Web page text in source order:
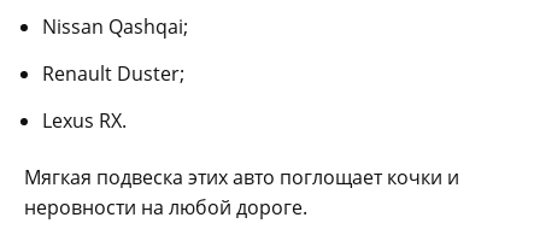
Nissan Qashqai;
Renault Duster;
Lexus RX.
Мягкая подвеска этих авто поглощает кочки и
неровности на любой дороге.